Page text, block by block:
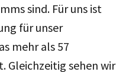
sind. Für uns ist
für unser
mehr als 57
Gleichzeitig sehen wir